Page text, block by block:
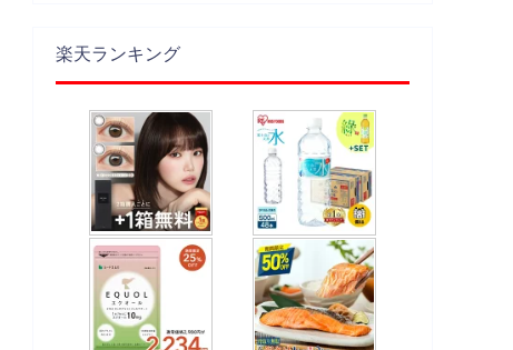
楽天ランキング